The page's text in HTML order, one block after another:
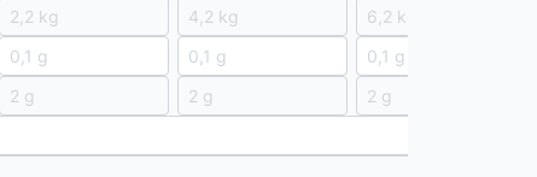
2,2 kg 4,2 kg
6,2 kg
0,1 g 0,1 g
0,1 g
2 g 2 g
2 g